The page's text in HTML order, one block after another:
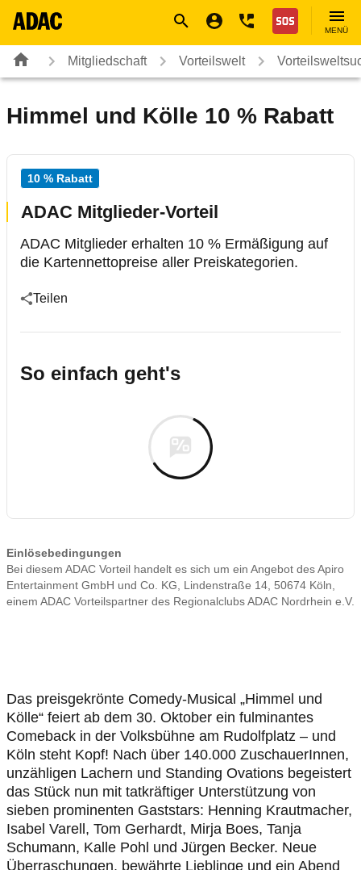
Nothilfe
MENÜ
Mitgliedschaft Vorteilswelt
Himmel und Kölle 10 % Rabatt
10 % Rabatt
ADAC Mitglieder-Vorteil
ADAC Mitglieder erhalten 10 % Ermäßigung auf
die Kartennettopreise aller Preiskategorien.
Teilen
So einfach geht's
Einlösebedingungen
Bei diesem ADAC Vorteil handelt es sich um ein Angebot des Apiro
Entertainment GmbH und Co. KG, Lindenstraße 14, 50674 Köln,
einem ADAC Vorteilspartner des Regionalclubs ADAC Nordrhein e.V.
Das preisgekrönte Comedy-Musical „Himmel und
Kölle“ feiert ab dem 30. Oktober ein fulminantes
Comeback in der Volksbühne am Rudolfplatz – und
Köln steht Kopf! Nach über 140.000 ZuschauerInnen,
unzähligen Lachern und Standing Ovations begeistert
das Stück nun mit tatkräftiger Unterstützung von
sieben prominenten Gaststars: Henning Krautmacher,
Isabel Varell, Tom Gerhardt, Mirja Boes, Tanja
Schumann, Kalle Pohl und Jürgen Becker. Neue
Überraschungen, bewährte Lieblinge und ein Abend